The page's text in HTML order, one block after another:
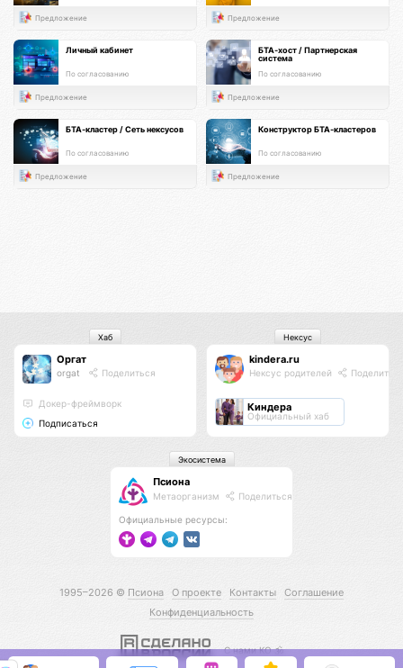
Предложение Предложение
Личный кабинет
По согласованию
Предложение
БТА-хост / Партнерская
система
По согласованию
Предложение
БТА-кластер / Сеть нексусов
По согласованию
Предложение
Конструктор БТА-кластеров
По согласованию
Предложение
Оргат
orgat Поделиться
Докер-фреймворк
Подписаться
Хаб
kindera.ru
Нексус родителей
Киндера
Официальный хаб
Нексус
Псиона
Метаорганизм Поделиться
Официальные ресурсы:
Экосистема
1995–2026 © Псиона О проекте Контакты
Соглашение
Конфиденциальность
С нами КО 🕉️